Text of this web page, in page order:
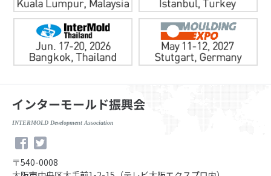
インターモールド振興会
INTERMOLD Development Association
〒540-0008